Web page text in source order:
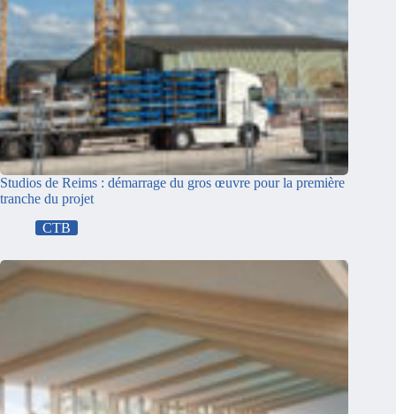
Studios de Reims : démarrage du gros œuvre pour la première
tranche du projet
CTB